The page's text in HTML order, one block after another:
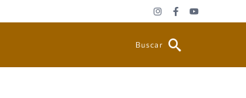
Buscar